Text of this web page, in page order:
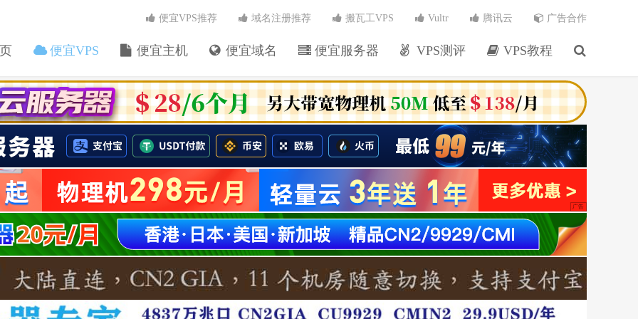
便宜VPS 便宜主机 便宜域名 便宜服务器 VPS测评 VPS教程
便宜VPS推荐 域名注册推荐 搬瓦工VPS Vultr 腾讯云 广告合作